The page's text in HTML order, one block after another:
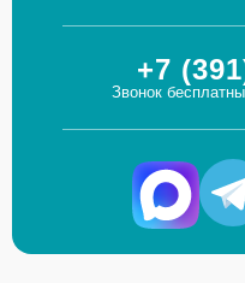
+7
Звонок